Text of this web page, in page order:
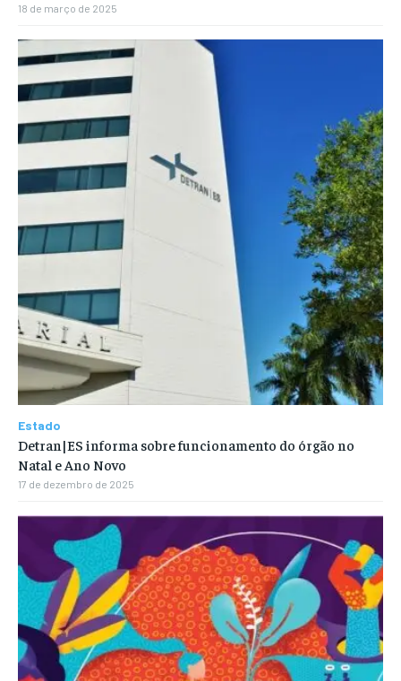
18 de março de 2025
Estado
Detran|ES informa sobre funcionamento do órgão no
Natal e Ano Novo
17 de dezembro de 2025